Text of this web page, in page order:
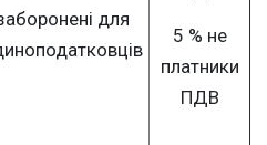
для
5 % не
платники
ПДВ